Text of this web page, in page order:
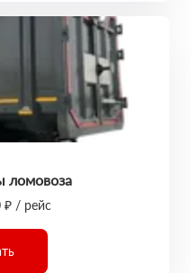
ломовоза
₽ / рейс